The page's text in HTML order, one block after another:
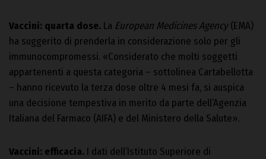
Vaccini: quarta dose. La European Medicines Agency(EMA)
ha suggerito di prenderla in considerazione solo per gli
immunocompromessi. «Considerato che molti soggetti
appartenenti a questa categoria – sottolinea Cartabellotta
– hanno ricevuto la terza dose oltre 4 mesi fa, si auspica
una decisione tempestiva in merito da parte dell’Agenzia
Italiana del Farmaco (AIFA) e del Ministero della Salute».
Vaccini: efficacia. I dati dell’Istituto Superiore di